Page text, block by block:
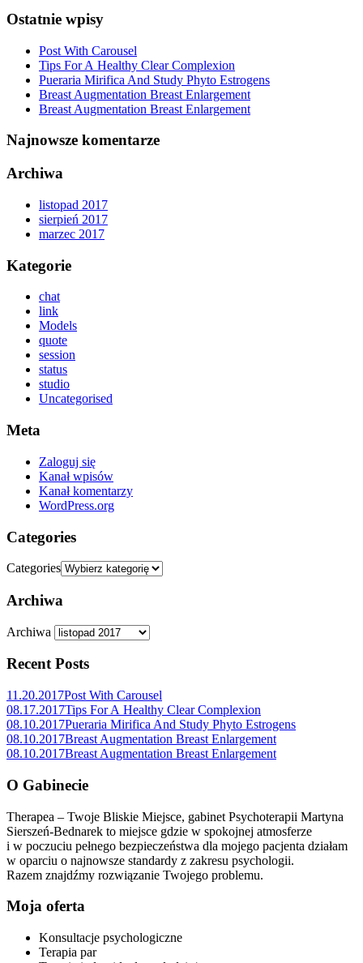
Ostatnie wpisy
Post With Carousel
Tips For A Healthy Clear Complexion
Pueraria Mirifica And Study Phyto Estrogens
Breast Augmentation Breast Enlargement
Breast Augmentation Breast Enlargement
Najnowsze komentarze
Archiwa
listopad 2017
sierpień 2017
marzec 2017
Kategorie
chat
link
Models
quote
session
status
studio
Uncategorised
Meta
Zaloguj się
Kanał wpisów
Kanał komentarzy
WordPress.org
Categories
Categories
Archiwa
Archiwa
Recent Posts
11.20.2017Post With Carousel
08.17.2017Tips For A Healthy Clear Complexion
08.10.2017Pueraria Mirifica And Study Phyto Estrogens
08.10.2017Breast Augmentation Breast Enlargement
08.10.2017Breast Augmentation Breast Enlargement
O Gabinecie
Therapea – Twoje Bliskie Miejsce, gabinet Psychoterapii Martyna
Sierszeń-Bednarek to miejsce gdzie w spokojnej atmosferze
i w poczuciu pełnego bezpieczeństwa dla mojego pacjenta działam
w oparciu o najnowsze standardy z zakresu psychologii.
Razem znajdźmy rozwiązanie Twojego problemu.
Moja oferta
Konsultacje psychologiczne
Terapia par